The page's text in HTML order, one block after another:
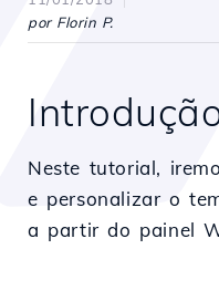
por Florin P.
Neste tutorial,
e personalizar o
a partir do painel